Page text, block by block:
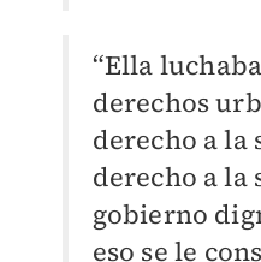
“Ella
derechos
derecho a la
derecho a la
gobierno
eso se le